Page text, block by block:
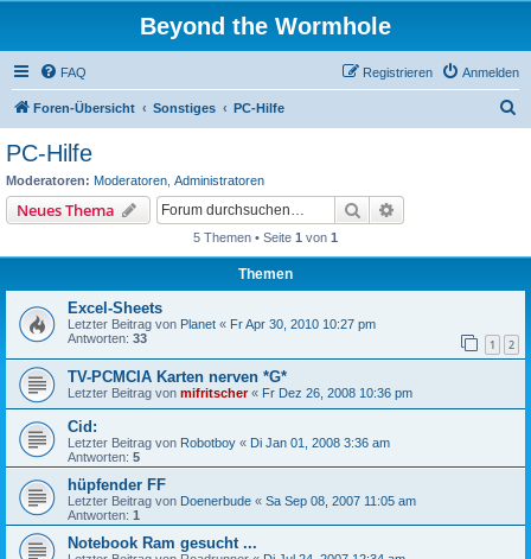
Beyond the Wormhole
FAQ Anmelden
Registrieren
Foren-Übersicht Sonstiges PC-Hilfe
PC-Hilfe
Moderatoren: Moderatoren Administratoren
Neues Thema Suche
5 Themen • Seite 1 von 1
Themen
Excel-Sheets
Letzter Beitrag von Planet « Fr Apr 30, 2010 10:27 pm
Antworten: 33 1 2
TV-PCMCIA Karten nerven *G*
Letzter Beitrag von mifritscher« Fr Dez 26, 2008 10:36 pm
Cid:
Letzter Beitrag von Robotboy « Di Jan 01, 2008 3:36 am
Antworten: 5
hüpfender FF
Letzter Beitrag von Doenerbude « Sa Sep 08, 2007 11:05 am
Antworten: 1
Notebook Ram gesucht ...